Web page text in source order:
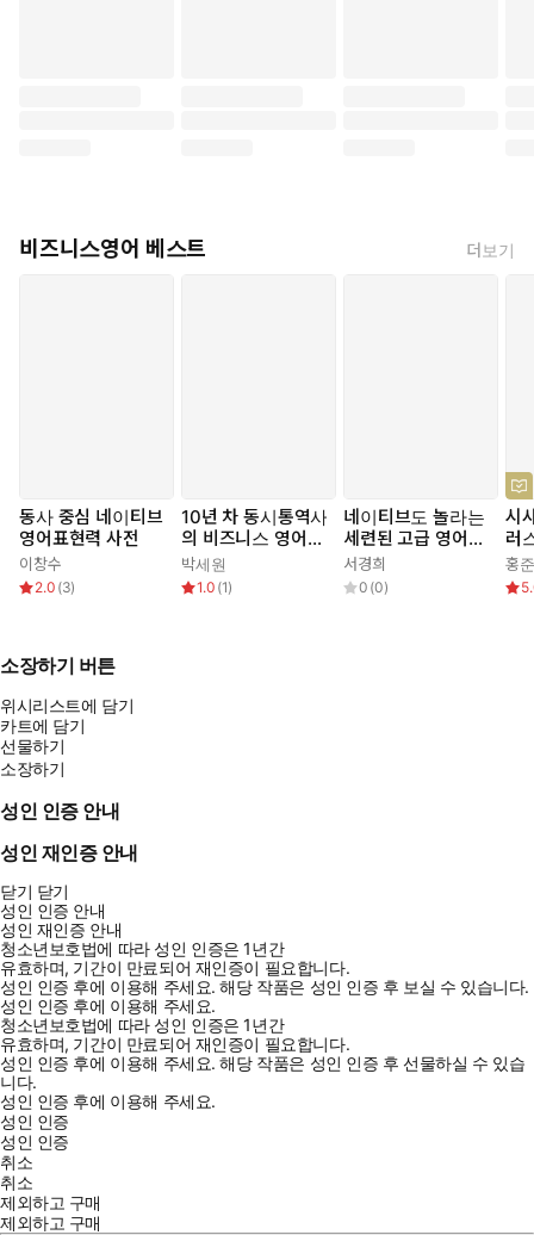
비즈니스영어 베스트 더보기
동사 중심 네이티브
영어표현력 사전
이창수
2.0 (3)
10년 차 동시통역사
의 비즈니스 영어
실전 가이드
박세원
1.0 (1)
네이티브도 놀라는
세련된 고급 영어
표현
서경희
0 (0)
시
러
홍
소장하기 버튼
위시리스트에 담기
카트에 담기
선물하기
소장하기
성인 인증 안내
성인 재인증 안내
닫기 닫기
성인 인증 안내
성인 재인증 안내
청소년보호법에 따라 성인 인증은 1년간
유효하며, 기간이 만료되어 재인증이 필요합니다.
성인 인증 후에 이용해 주세요.해당 작품은 성인 인증 후 보실 수 있습니다.
성인 인증 후에 이용해 주세요.
청소년보호법에 따라 성인 인증은 1년간
유효하며, 기간이 만료되어 재인증이 필요합니다.
성인 인증 후에 이용해 주세요.해당 작품은 성인 인증 후 선물하실 수 있습
니다.
성인 인증 후에 이용해 주세요.
성인 인증
성인 인증
취소
취소
제외하고 구매
제외하고 구매